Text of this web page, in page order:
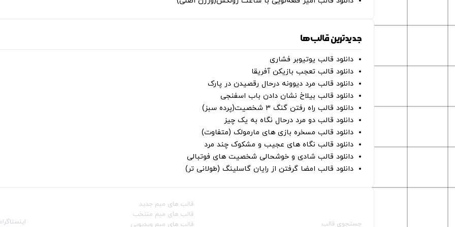
جدیدترین قالب‌ها
دانلود قالب یوتیوبر فشاری
دانلود قالب تعجب بازیکن آفریقا
دانلود قالب مرد دیوونه درحال رقصیدن در پارک
دانلود قالب بیلاخ نشان دادن باب اسفنجی
دانلود قالب راه رفتن گنگ ۳ شخصیت(پرده سبز)
دانلود قالب دو مرد درحال نگاه به یک چیز
دانلود قالب مسخره بازی های مارمولک (متفاوت)
دانلود قالب نگاه های عجیب و مشکوک چند مرد
دانلود قالب شادی و خوشحالی شخصیت های فوتبالی
دانلود قالب امضا گرفتن از رایان گاسلینگ (طولانی تر)
جستجوی قالب
قالب‌ های میم جدید
قالب‌ های میم منتخب
قالب‌ های میم ویدیویی